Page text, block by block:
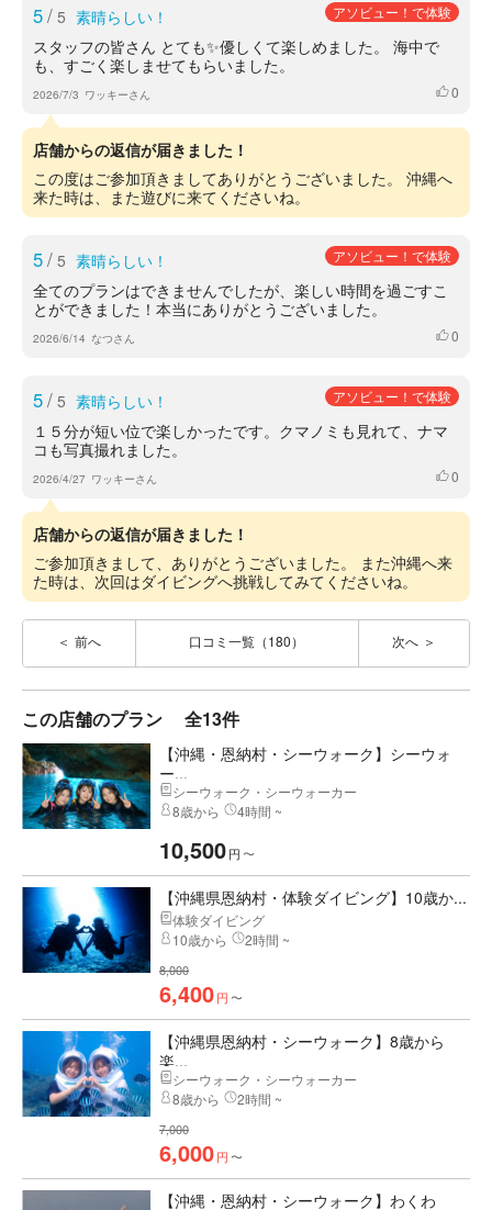
5/ 5 素晴らしい！ アソビュー！で体験
スタッフの皆さん とても✨優しくて楽しめました。 海中で
も、すごく楽しませてもらいました。
2026/7/3 ワッキーさん いいね
0
店舗からの返信が届きました！
この度はご参加頂きましてありがとうございました。 沖縄へ
来た時は、また遊びに来てくださいね。
5/ 5 素晴らしい！ アソビュー！で体験
全てのプランはできませんでしたが、楽しい時間を過ごすこ
とができました！本当にありがとうございました。
2026/6/14 なつさん いいね
0
5/ 5 素晴らしい！ アソビュー！で体験
１５分が短い位で楽しかったです。クマノミも見れて、ナマ
コも写真撮れました。
2026/4/27 ワッキーさん いいね
0
店舗からの返信が届きました！
ご参加頂きまして、ありがとうございました。 また沖縄へ来
た時は、次回はダイビングへ挑戦してみてくださいね。
前へ 口コミ一覧（180） 次へ
この店舗のプラン 全13件
【沖縄・恩納村・シーウォーク】シーウォ
ー...
シーウォーク・シーウォーカー
8歳から
4時間 ~
10,500円 〜
【沖縄県恩納村・体験ダイビング】10歳か...
体験ダイビング
10歳から
2時間 ~
8,000
6,400円 〜
【沖縄県恩納村・シーウォーク】8歳から
楽...
シーウォーク・シーウォーカー
8歳から
2時間 ~
7,000
6,000円 〜
【沖縄・恩納村・シーウォーク】わくわ